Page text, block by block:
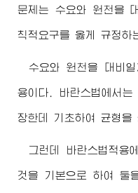
문제는 수요와 원천을
칙적요구를 옳게 규정하
수요와 원천을 대비
용이다. 바란스법에서
장한데 기초하여 균형을
그런데 바란스법적용
것을 기본으로 하여 둘